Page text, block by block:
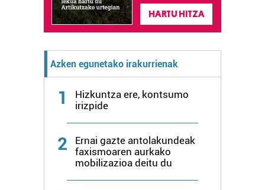
fitxategiak erabiltzen ditu. Zure esperientzia eta
zerbitzuak hobetzeko asmoz, cookie teknologiaz
erabiltzeko baimen esplizitua ematen diguzu.Gehiago
HARTU HITZA
Azken egunetako irakurrienak
1
Hizkuntza ere, kontsumo
irizpide
2
Ernai gazte antolakundeak
faxismoaren aurkako
mobilizazioa deitu du